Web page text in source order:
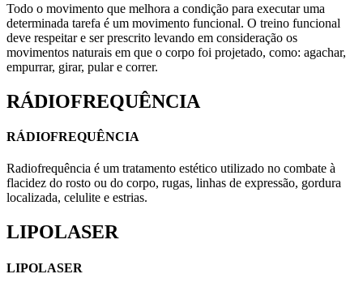
Todo o movimento que melhora a condição para executar uma
determinada tarefa é um movimento funcional. O treino funcional
deve respeitar e ser prescrito levando em consideração os
movimentos naturais em que o corpo foi projetado, como: agachar,
empurrar, girar, pular e correr.
RÁDIOFREQUÊNCIA
RÁDIOFREQUÊNCIA
Radiofrequência é um tratamento estético utilizado no combate à
flacidez do rosto ou do corpo, rugas, linhas de expressão, gordura
localizada, celulite e estrias.
LIPOLASER
LIPOLASER